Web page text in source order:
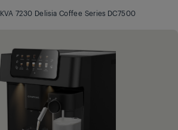
KVA 7230 Delisia Coffee Series DC7500